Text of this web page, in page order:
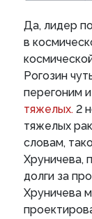
Да, лидер
в
Рогозин
перегоним
тяжелых. 2
тяжелых
словам,
Хруничева,
долги за
Хруничева